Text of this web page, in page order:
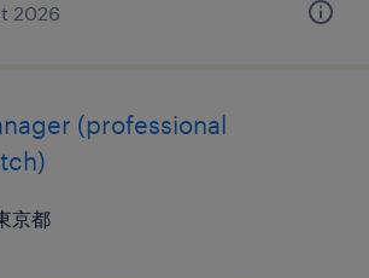
2026
(professional
京都